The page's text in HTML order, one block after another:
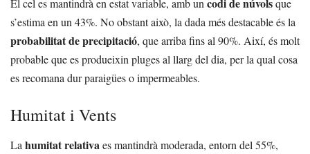
El cel es mantindrà en estat variable, amb uncodi de núvolsque
s’estima en un 43%. No obstant això, la dada més destacable és la
probabilitat de precipitació, que arriba fins al 90%. Així, és molt
probable que es produeixin pluges al llarg del dia, per la qual cosa
es recomana dur paraigües o impermeables.
Humitat i Vents
Lahumitat relativaes mantindrà moderada, entorn del 55%,